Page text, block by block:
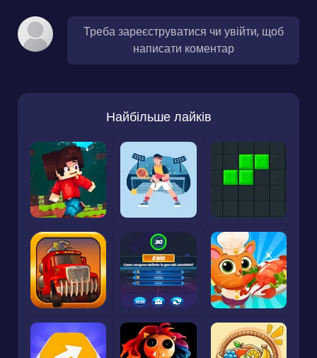
Треба зареєструватися чи увійти, щоб
написати коментар
Найбільше лайків